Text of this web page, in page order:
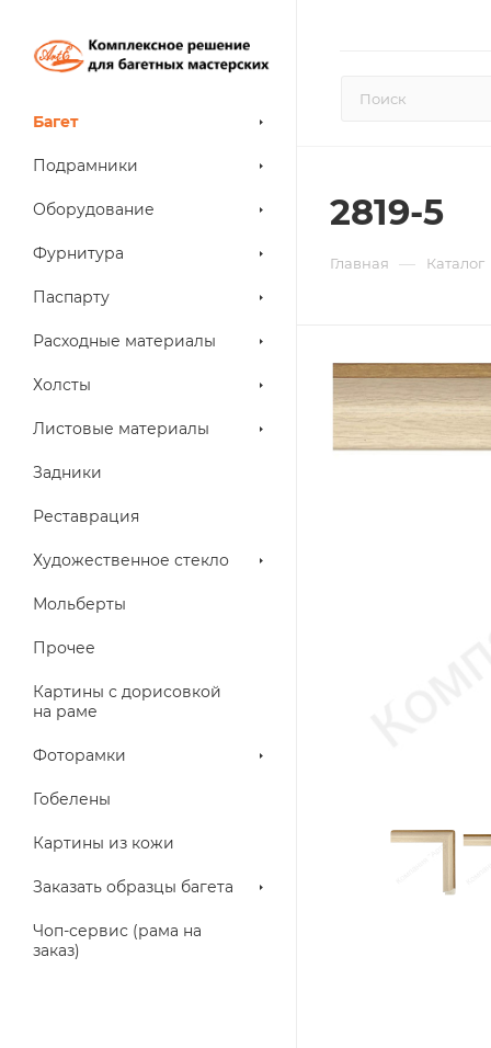
Багет
Подрамники
Оборудование
Фурнитура
Паспарту
Расходные материалы
Холсты
Листовые материалы
Задники
Реставрация
Художественное стекло
Мольберты
Прочее
Картины с дорисовкой
на раме
Фоторамки
Гобелены
Картины из кожи
Заказать образцы багета
Чоп-сервис (рама на
заказ)
2819-5
Главная — Каталог